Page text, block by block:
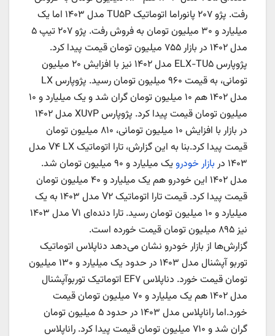
رفت. پژو ۲۰۷ پانوراما اتوماتیک TU۵P مدل ۱۴۰۳ اما یک
میلیارد و ۳۰ میلیون تومان به فروش رفت. پژو ۲۰۷ تیپ ۵
مدل ۱۴۰۲ در بازار ۷۵۵ میلیون تومان قیمت پیدا کرد.
پژوپارس ELX-TU۵ مدل ۱۴۰۲ نیز با افزایش ۲۰ میلیون
تومانی، به قیمت ۹۶۰ میلیون تومان رسید. پژوپارس LX
مدل ۱۴۰۲ هم ۱۰ میلیون تومان گران شد و یک میلیارد و ۱۰
میلیون تومان قیمت پیدا کرد. پژوپارس XU۷P مدل ۱۴۰۲
در بازار با افزایش ۱۰ میلیون تومانی، ۸۱۰ میلیون تومان
قیمت پیدا کرد.بنا به این گزارش، تارا اتوماتیک V۴ LX مدل
۱۴۰۳ در
بازار خودرو
یک میلیارد و ۹۰ میلیون تومان شد.
مدل ۱۴۰۲ این خودرو هم یک میلیارد و ۴۰ میلیون تومان
قیمت پیدا کرد. قیمت تارا اتوماتیک V۲ مدل ۱۴۰۳ به یک
میلیارد و ۱۰ میلیون تومان رسید. تارا دنده‌ای V۱ مدل ۱۴۰۳
نیز ۸۹۵ میلیون تومان قیمت خورده است.
گزارش‌ها از بازار خودرو نشان می‌دهد دناپلاس اتوماتیک
توربو آپشنال مدل ۱۴۰۳ در حدود یک میلیارد و ۱۳۰ میلیون
تومان قیمت خورد. دناپلاس EF۷ اتوماتیک توربوآپشنال
مدل ۱۴۰۲ هم یک میلیارد و ۷۰ میلیون تومان قیمت
خورد.اما راناپلاس مدل ۱۴۰۳ در حدود ۵ میلیون تومان
گران شد و ۷۱۰ میلیون تومان قیمت پیدا کرد. راناپلاس